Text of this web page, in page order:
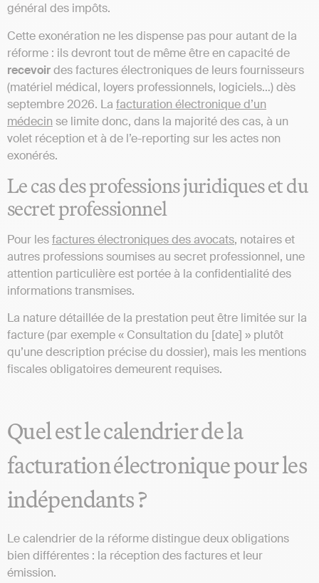
général des impôts.
Cette exonération ne les dispense pas pour autant de la
réforme : ils devront tout de même être en capacité de
recevoirdes factures électroniques de leurs fournisseurs
(matériel médical, loyers professionnels, logiciels…) dès
septembre 2026. La facturation électronique d’un
médecin se limite donc, dans la majorité des cas, à un
volet réception et à de l’e-reporting sur les actes non
exonérés.
Le cas des professions juridiques et du
secret professionnel
Pour lesfactures électroniques des avocats, notaires et
autres professions soumises au secret professionnel, une
attention particulière est portée à la confidentialité des
informations transmises.
La nature détaillée de la prestation peut être limitée sur la
facture (par exemple « Consultation du [date] » plutôt
qu’une description précise du dossier), mais les mentions
fiscales obligatoires demeurent requises.
Quel est le calendrier de la
facturation électronique pour les
indépendants ?
Le calendrier de la réforme distingue deux obligations
bien différentes : la réception des factures et leur
émission.